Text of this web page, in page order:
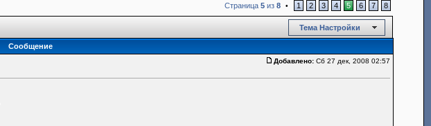
Страница 5из 8 • 1 2 3 4 5 6 7 8
Тема Настройки
Сообщение
Добавлено:Сб 27 дек, 2008 02:57